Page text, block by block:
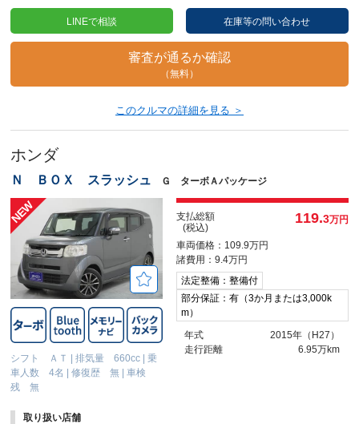
LINEで相談 在庫等の問い合わせ
審査が通るか確認
（無料）
このクルマの詳細を見る ＞
ホンダ
Ｎ ＢＯＸ スラッシュ Ｇ ターボＡパッケージ
シフト ＡＴ |排気量 660cc |乗
車人数 4名 |修復歴 無 |車検
残 無
支払総額
(税込)
119.3万円
車両価格：109.9万円
諸費用：9.4万円
法定整備：整備付
部分保証：有（3か月または3,000k
m）
年式
2015年（H27）
走行距離
6.95万km
取り扱い店舗